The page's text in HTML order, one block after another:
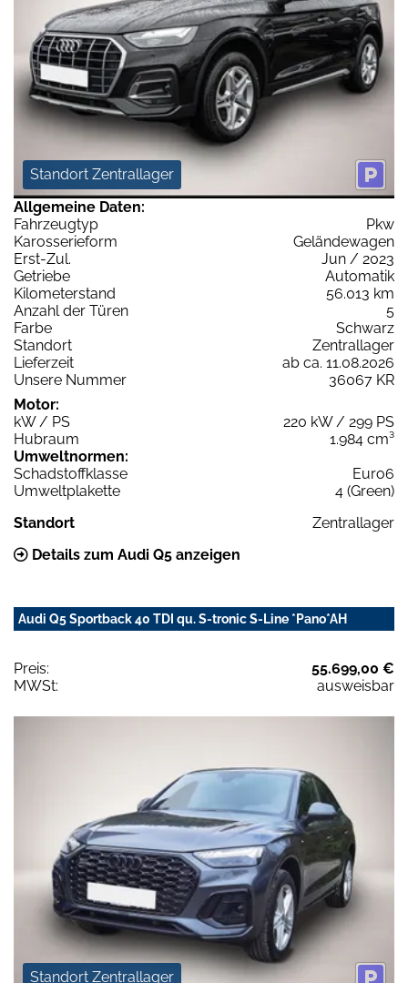
Standort Zentrallager
Allgemeine Daten:
Fahrzeugtyp
Pkw
Karosserieform
Geländewagen
Erst-Zul.
Jun / 2023
Getriebe
Automatik
Kilometerstand
56.013 km
Anzahl der Türen
5
Farbe
Schwarz
Standort
Zentrallager
Lieferzeit
ab ca. 11.08.2026
Unsere Nummer
36067 KR
Motor:
kW / PS
220 kW / 299 PS
Hubraum
1.984 cm³
Umweltnormen:
Schadstoffklasse
Euro6
Umweltplakette
4 (Green)
Standort
Zentrallager
Details zum Audi Q5 anzeigen
Audi Q5 Sportback 40 TDI qu. S-tronic S-Line *Pano*AH
Preis:
55.699,00 €
MWSt:
ausweisbar
Standort Zentrallager